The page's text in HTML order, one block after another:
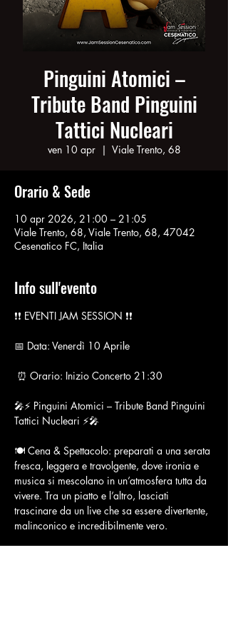
Pinguini Atomici –
Tribute Band Pinguini
Tattici Nucleari
ven 10 apr
  |
Viale Trento, 68
Orario & Sede
10 apr 2026, 21:00 – 21:05
Viale Trento, 68, Viale Trento, 68, 47042
Cesenatico FC, Italia
Info sull'evento
❗️❗️ EVENTI JAM SESSION ❗️❗️
📅 Data: Venerdì 10 Aprile
⏰ Orario: Inizio Concerto 21:30
🎤⚡️ Pinguini Atomici – Tribute Band Pinguini
Tattici Nucleari ⚡️🎤
🍽️ Cena & Spettacolo: preparati a una serata
fresca, leggera e travolgente, dove ironia e
musica si mescolano in un’atmosfera tutta da
vivere. Tra un piatto e l’altro, lasciati
trascinare da un live che sa essere divertente,
malinconico e incredibilmente vero.